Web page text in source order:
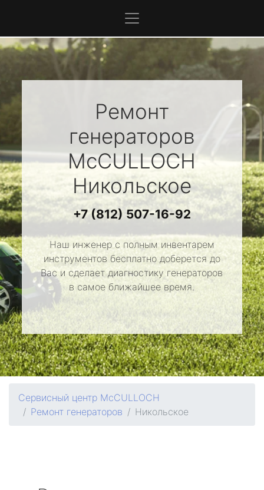
Ремонт
генераторов
McCULLOCH
Никольское
+7 (812) 507-16-92
Наш инженер с полным инвентарем
инструментов бесплатно доберется до
Вас и сделает диагностику генераторов
в самое ближайшее время.
Сервисный центр McCULLOCH
Ремонт генераторов
Никольское